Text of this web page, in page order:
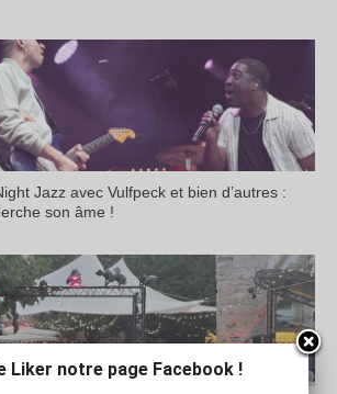
Jazz avec Vulfpeck et bien d’autres :
son âme !
Liker notre page Facebook !